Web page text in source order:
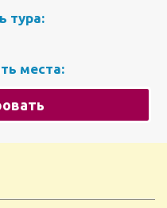
тура:
места: